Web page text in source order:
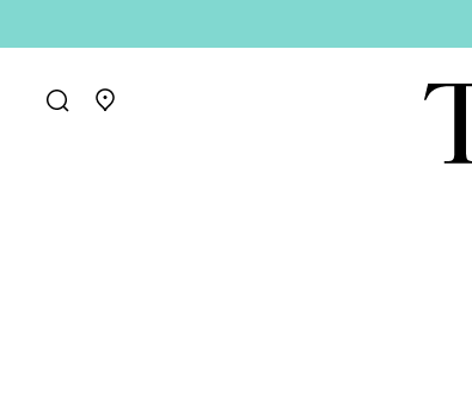
매장 찾기로 가기